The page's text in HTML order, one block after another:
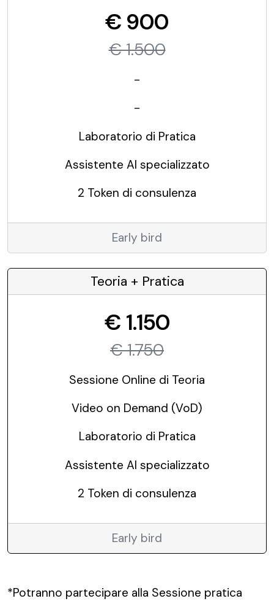
€ 900
€ 1.500
-
-
Laboratorio di Pratica
Assistente AI specializzato
2 Token di consulenza
Early bird
Teoria + Pratica
€ 1.150
€ 1.750
Sessione Online di Teoria
Video on Demand (VoD)
Laboratorio di Pratica
Assistente AI specializzato
2 Token di consulenza
Early bird
*Potranno partecipare alla Sessione pratica